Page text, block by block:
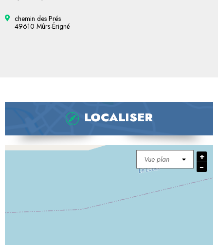
chemin des Prés
49610 Mûrs-Érigné
LOCALISER
+
−